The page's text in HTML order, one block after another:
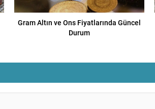
Gram Altın ve Ons Fiyatlarında Güncel
Durum